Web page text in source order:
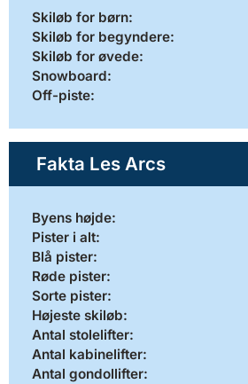
Skiløb for børn:
Skiløb for begyndere:
Skiløb for øvede:
Snowboard:
Off-piste:
Fakta Les Arcs
Byens højde:
Pister i alt:
Blå pister:
Røde pister:
Sorte pister:
Højeste skiløb:
Antal stolelifter:
Antal kabinelifter:
Antal gondollifter: